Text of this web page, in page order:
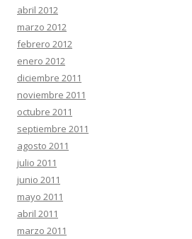
abril 2012
marzo 2012
febrero 2012
enero 2012
diciembre 2011
noviembre 2011
octubre 2011
septiembre 2011
agosto 2011
julio 2011
junio 2011
mayo 2011
abril 2011
marzo 2011